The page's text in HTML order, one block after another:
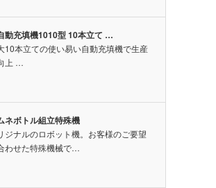
動充填機1010型 10本立て …
10本立ての使い易い自動充填機で生産
上 …
ネボトル組立特殊機
ジナルのロボット機。お客様のご要望
わせた特殊機械で…